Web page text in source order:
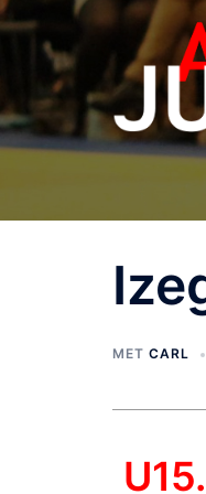
MET CARL
U15.